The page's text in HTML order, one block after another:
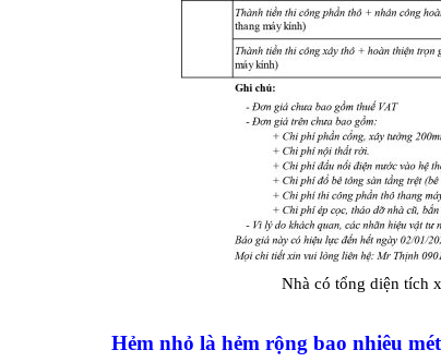
Nhà có tổng diện tích
Hẻm nhỏ là hẻm rộng bao nhiêu